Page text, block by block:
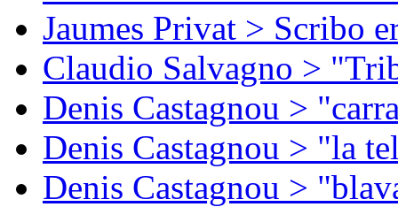
Jaumes Privat > Scribo
Claudio Salvagno >
Denis Castagnou >
Denis Castagnou > "la
Denis Castagnou >